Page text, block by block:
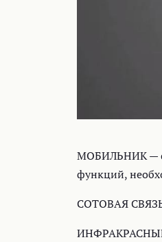
МОБИЛЬНИК —
функций,
СОТОВАЯ СВЯЗЬ
ИНФРАКРАСНЫЙ